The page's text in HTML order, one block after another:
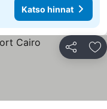
Katso hinnat
Jaa